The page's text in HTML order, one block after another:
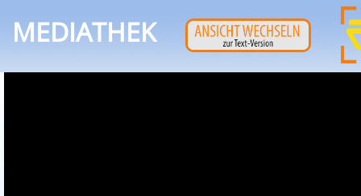
MEDIATHEK